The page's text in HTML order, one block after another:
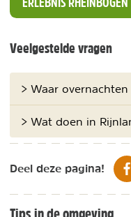
Veelgestelde vragen
> Waar
> Wat doen in
Deel deze pagina!